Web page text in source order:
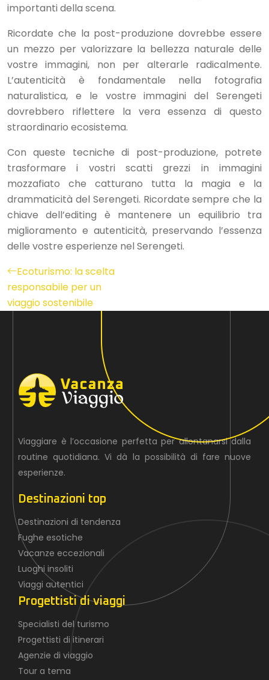
importanti della scena.
Ricordate che la post-produzione dovrebbe essere
un mezzo per valorizzare la bellezza naturale delle
vostre immagini, non per alterarle radicalmente.
L’autenticità è fondamentale nella fotografia
naturalistica, e le vostre immagini del Serengeti
dovrebbero riflettere la vera essenza di questo
straordinario ecosistema.
Con queste tecniche di post-produzione, potrete
trasformare i vostri scatti grezzi in immagini
mozzafiato che catturano tutta la magia e la
drammaticità del Serengeti. Ricordate sempre che la
chiave dell’editing è mantenere un equilibrio tra
miglioramento e autenticità, preservando l’essenza
delle vostre esperienze nel Serengeti.
Ecoturismo: la scelta
responsabile per un
viaggio sostenibile
Viaggiare è l’occasione perfetta per allontanarsi dalla
routine quotidiana. Vi dà la possibilità di fare nuove
esperienze.
Destinazioni top
Destinazioni di tendenza
Fughe esotiche
Vacanze eccezionali
Luoghi insoliti
Viaggi autentici
Progettisti di viaggi
Specialisti del turismo
Progettisti di itinerari
Agenzie di viaggio
Tour a tema